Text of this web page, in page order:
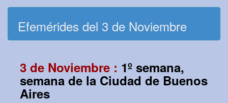
Efemérides del 3 de Noviembre
3 de Noviembre : 1º semana,
semana de la Ciudad de Buenos
Aires